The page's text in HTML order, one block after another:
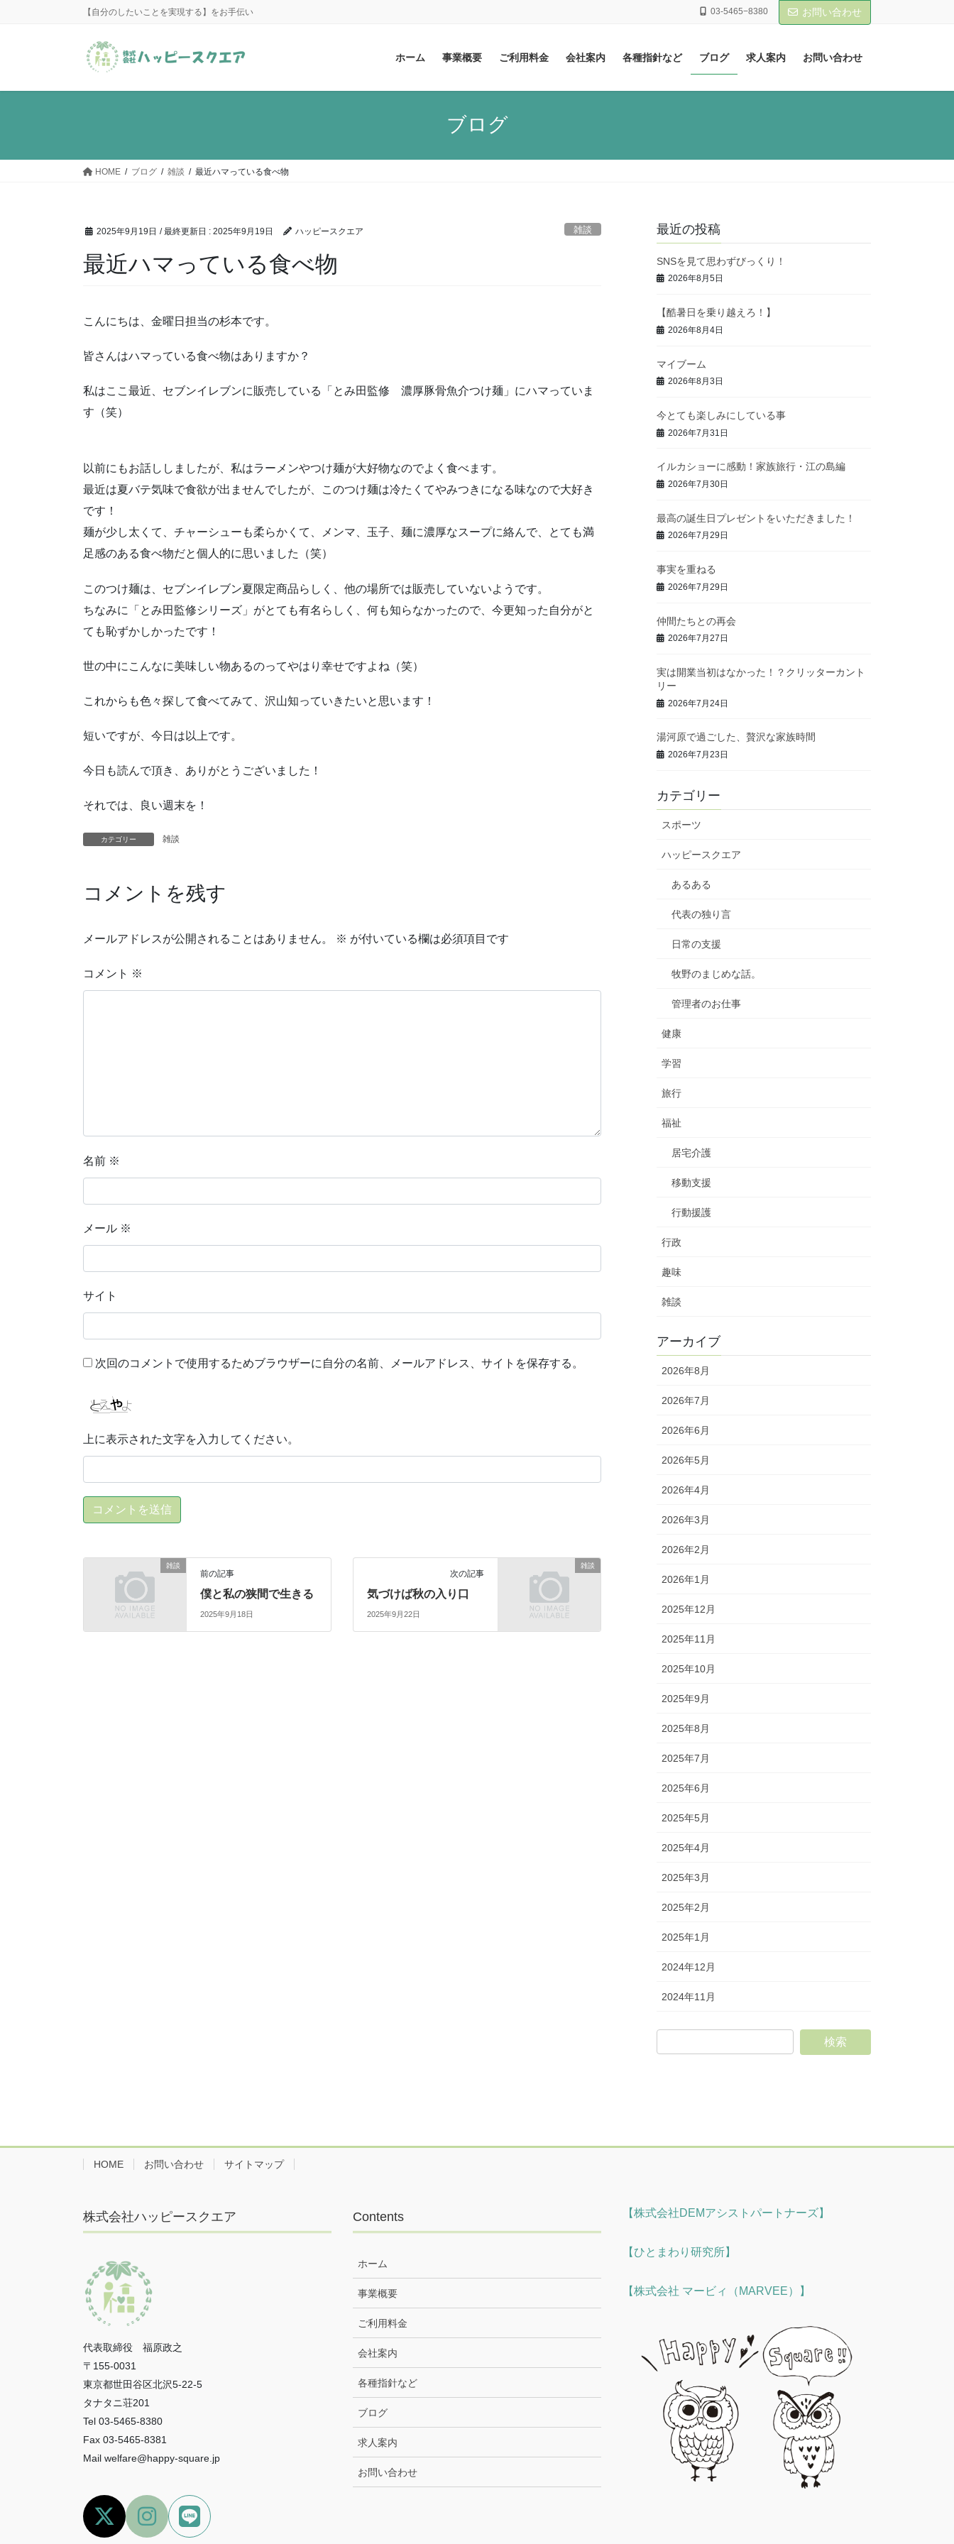
に
ョ
動
【自分のしたいことを実現する】をお手伝い 03-5465−8380 お問い合わせ
ホーム 事業概要 ご利用料金 会社案内 各種指針など ブログ 求人案内 お問い合わせ
ブログ
HOME ブログ 雑談 最近ハマっている食べ物
2025年9月19日 / 最終更新日 : 2025年9月19日 ハッピースクエア 雑談
最近ハマっている食べ物
こんにちは、金曜日担当の杉本です。
皆さんはハマっている食べ物はありますか？
私はここ最近、セブンイレブンに販売している「とみ田監修 濃厚豚骨魚介つけ麺」にハマっていま
す（笑）
以前にもお話ししましたが、私はラーメンやつけ麺が大好物なのでよく食べます。
最近は夏バテ気味で食欲が出ませんでしたが、このつけ麺は冷たくてやみつきになる味なので大好き
です！
麺が少し太くて、チャーシューも柔らかくて、メンマ、玉子、麺に濃厚なスープに絡んで、とても満
足感のある食べ物だと個人的に思いました（笑）
このつけ麺は、セブンイレブン夏限定商品らしく、他の場所では販売していないようです。
ちなみに「とみ田監修シリーズ」がとても有名らしく、何も知らなかったので、今更知った自分がと
ても恥ずかしかったです！
世の中にこんなに美味しい物あるのってやはり幸せですよね（笑）
これからも色々探して食べてみて、沢山知っていきたいと思います！
短いですが、今日は以上です。
今日も読んで頂き、ありがとうございました！
それでは、良い週末を！
カテゴリー 雑談
コメントを残す
メールアドレスが公開されることはありません。 ※ が付いている欄は必須項目です
コメント ※
名前 ※
メール ※
サイト
次回のコメントで使用するためブラウザーに自分の名前、メールアドレス、サイトを保存する。
上に表示された文字を入力してください。
雑談
前の記事
僕と私の狭間で生きる
2025年9月18日
雑談
次の記事
気づけば秋の入り口
2025年9月22日
最近の投稿
SNSを見て思わずびっくり！
2026年8月5日
【酷暑日を乗り越えろ！】
2026年8月4日
マイブーム
2026年8月3日
今とても楽しみにしている事
2026年7月31日
イルカショーに感動！家族旅行・江の島編
2026年7月30日
最高の誕生日プレゼントをいただきました！
2026年7月29日
事実を重ねる
2026年7月29日
仲間たちとの再会
2026年7月27日
実は開業当初はなかった！？クリッターカント
リー
2026年7月24日
湯河原で過ごした、贅沢な家族時間
2026年7月23日
カテゴリー
スポーツ
ハッピースクエア
あるある
代表の独り言
日常の支援
牧野のまじめな話。
管理者のお仕事
健康
学習
旅行
福祉
居宅介護
移動支援
行動援護
行政
趣味
雑談
アーカイブ
2026年8月
2026年7月
2026年6月
2026年5月
2026年4月
2026年3月
2026年2月
2026年1月
2025年12月
2025年11月
2025年10月
2025年9月
2025年8月
2025年7月
2025年6月
2025年5月
2025年4月
2025年3月
2025年2月
2025年1月
2024年12月
2024年11月
HOME お問い合わせ サイトマップ
株式会社ハッピースクエア
代表取締役 福原政之
〒155-0031
東京都世田谷区北沢5-22-5
タナタニ荘201
Tel 03-5465-8380
Fax 03-5465-8381
Mail welfare@happy-square.jp
Contents
ホーム
事業概要
ご利用料金
会社案内
各種指針など
ブログ
求人案内
お問い合わせ
【株式会社DEMアシストパートナーズ】
【ひとまわり研究所】
【株式会社 マービィ（MARVEE）】